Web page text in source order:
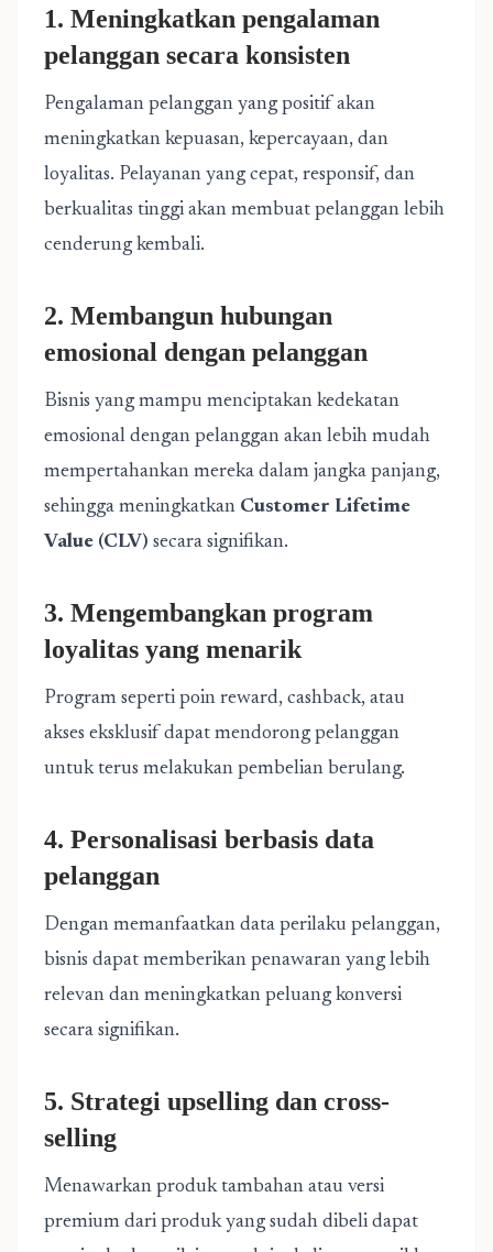
1. Meningkatkan pengalaman
pelanggan secara konsisten
Pengalaman pelanggan yang positif akan
meningkatkan kepuasan, kepercayaan, dan
loyalitas. Pelayanan yang cepat, responsif, dan
berkualitas tinggi akan membuat pelanggan lebih
cenderung kembali.
2. Membangun hubungan
emosional dengan pelanggan
Bisnis yang mampu menciptakan kedekatan
emosional dengan pelanggan akan lebih mudah
mempertahankan mereka dalam jangka panjang,
sehingga meningkatkan Customer Lifetime
Value (CLV) secara signifikan.
3. Mengembangkan program
loyalitas yang menarik
Program seperti poin reward, cashback, atau
akses eksklusif dapat mendorong pelanggan
untuk terus melakukan pembelian berulang.
4. Personalisasi berbasis data
pelanggan
Dengan memanfaatkan data perilaku pelanggan,
bisnis dapat memberikan penawaran yang lebih
relevan dan meningkatkan peluang konversi
secara signifikan.
5. Strategi upselling dan cross-
selling
Menawarkan produk tambahan atau versi
premium dari produk yang sudah dibeli dapat